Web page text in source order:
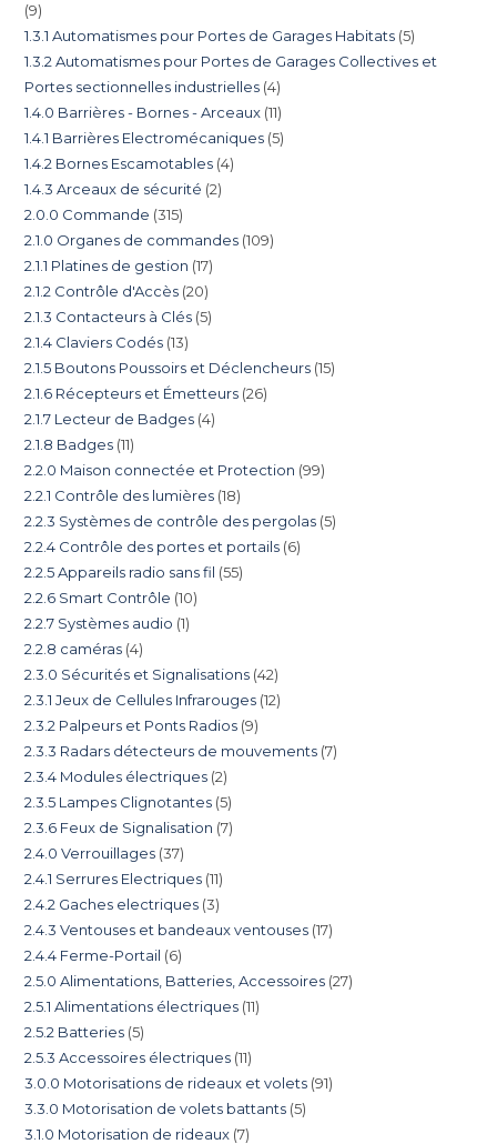
9
1.3.1 Automatismes pour Portes de Garages Habitats 5
1.3.2 Automatismes pour Portes de Garages Collectives et
Portes sectionnelles industrielles 4
1.4.0 Barrières - Bornes - Arceaux 11
1.4.1 Barrières Electromécaniques 5
1.4.2 Bornes Escamotables 4
1.4.3 Arceaux de sécurité 2
2.0.0 Commande 315
2.1.0 Organes de commandes 109
2.1.1 Platines de gestion 17
2.1.2 Contrôle d'Accès 20
2.1.3 Contacteurs à Clés 5
2.1.4 Claviers Codés 13
2.1.5 Boutons Poussoirs et Déclencheurs 15
2.1.6 Récepteurs et Émetteurs 26
2.1.7 Lecteur de Badges 4
2.1.8 Badges 11
2.2.0 Maison connectée et Protection 99
2.2.1 Contrôle des lumières 18
2.2.3 Systèmes de contrôle des pergolas 5
2.2.4 Contrôle des portes et portails 6
2.2.5 Appareils radio sans fil 55
2.2.6 Smart Contrôle 10
2.2.7 Systèmes audio 1
2.2.8 caméras 4
2.3.0 Sécurités et Signalisations 42
2.3.1 Jeux de Cellules Infrarouges 12
2.3.2 Palpeurs et Ponts Radios 9
2.3.3 Radars détecteurs de mouvements 7
2.3.4 Modules électriques 2
2.3.5 Lampes Clignotantes 5
2.3.6 Feux de Signalisation 7
2.4.0 Verrouillages 37
2.4.1 Serrures Electriques 11
2.4.2 Gaches electriques 3
2.4.3 Ventouses et bandeaux ventouses 17
2.4.4 Ferme-Portail 6
2.5.0 Alimentations, Batteries, Accessoires 27
2.5.1 Alimentations électriques 11
2.5.2 Batteries 5
2.5.3 Accessoires électriques 11
3.0.0 Motorisations de rideaux et volets 91
3.3.0 Motorisation de volets battants 5
3.1.0 Motorisation de rideaux 7